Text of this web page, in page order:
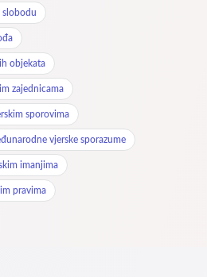
slobodu
objekata
zajednicama
sporovima
vjerske sporazume
imanjima
pravima